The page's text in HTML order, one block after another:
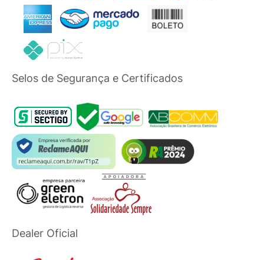
Selos de Segurança e Certificados
Dealer Oficial